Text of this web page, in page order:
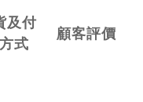
及付
式
顧客評價